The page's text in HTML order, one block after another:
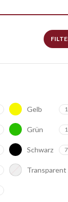
Gelb 1
Grün 1
Schwarz 7
Transparent